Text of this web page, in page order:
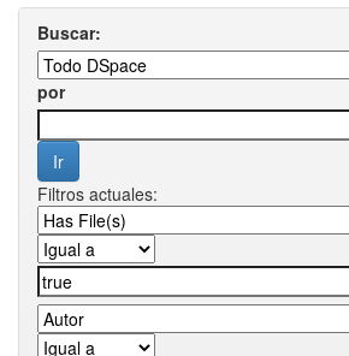
Buscar:
por
Filtros actuales: